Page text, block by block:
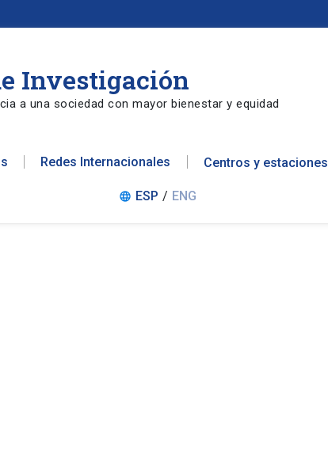
Investigación
a una sociedad con mayor bienestar y equidad
Redes Internacionales Centros y estaciones
language ESP / ENG